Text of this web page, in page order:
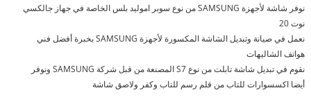
نوفر شاشة لأجهزة SAMSUNG من نوع سوبر اموليد بلس الخاصة في جهاز جالكسي
نوت 20
نعمل في صيانة وتبديل الشاشة المكسورة لأجهزة SAMSUNG بخبرة أفضل فني
هواتف الشاليهات
نقوم في تبديل شاشة تابلت من نوع S7 المصنعة من قبل شركة SAMSUNG ونوفر
أيضا اكسسوارات للتاب من قلم رسم للتاب وكفر ولاصق شاشة